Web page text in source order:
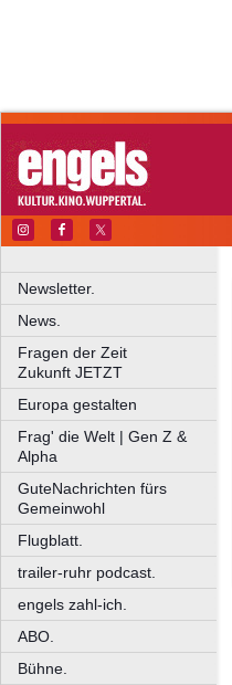
Newsletter.
News.
Fragen der Zeit
Zukunft JETZT
Europa gestalten
Frag' die Welt | Gen Z &
Alpha
GuteNachrichten fürs
Gemeinwohl
Flugblatt.
trailer-ruhr podcast.
engels zahl-ich.
ABO.
Bühne.